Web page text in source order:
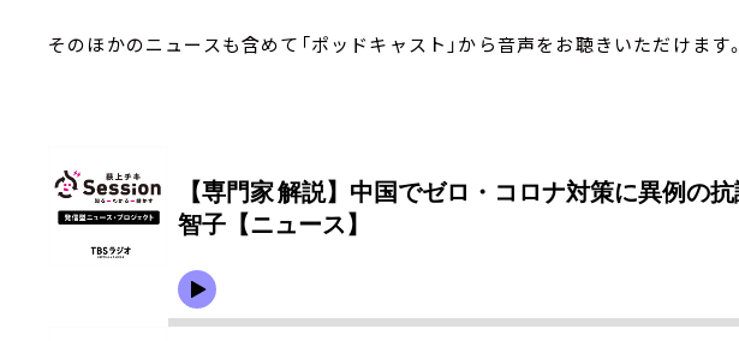
そのほかのニュースも含めて「ポッドキャスト」から音声をお聴きいただけます。